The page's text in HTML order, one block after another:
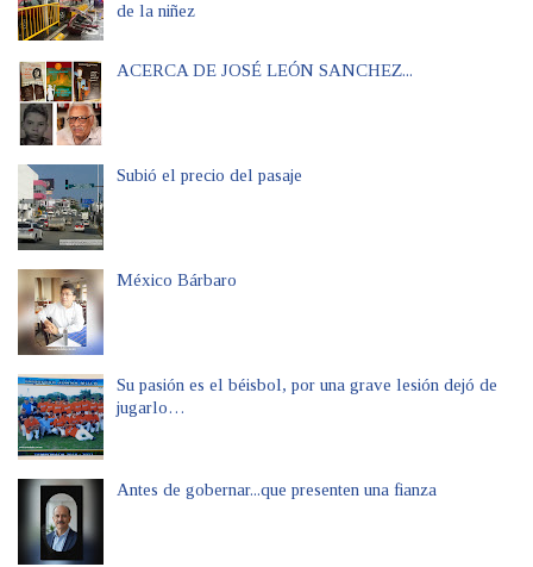
de la niñez
ACERCA DE JOSÉ LEÓN SANCHEZ...
Subió el precio del pasaje
México Bárbaro
Su pasión es el béisbol, por una grave lesión dejó de
jugarlo…
Antes de gobernar...que presenten una fianza